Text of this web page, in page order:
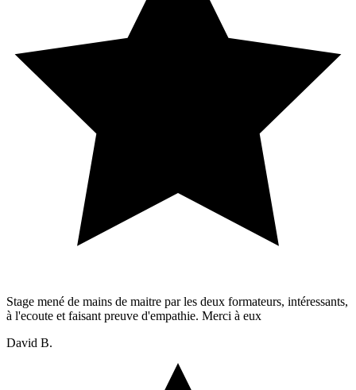
Stage mené de mains de maitre par les deux formateurs, intéressants,
à l'ecoute et faisant preuve d'empathie. Merci à eux
David B.